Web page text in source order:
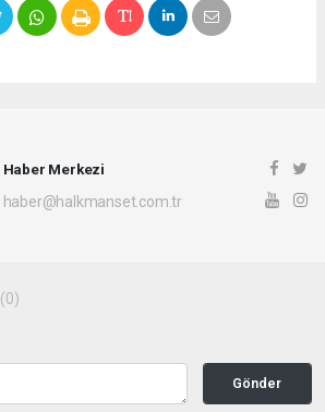
Haber Merkezi
haber@halkmanset.com.tr
(0)
Gönder